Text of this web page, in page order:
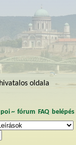
oldala
poi~ fórum FAQ belépés